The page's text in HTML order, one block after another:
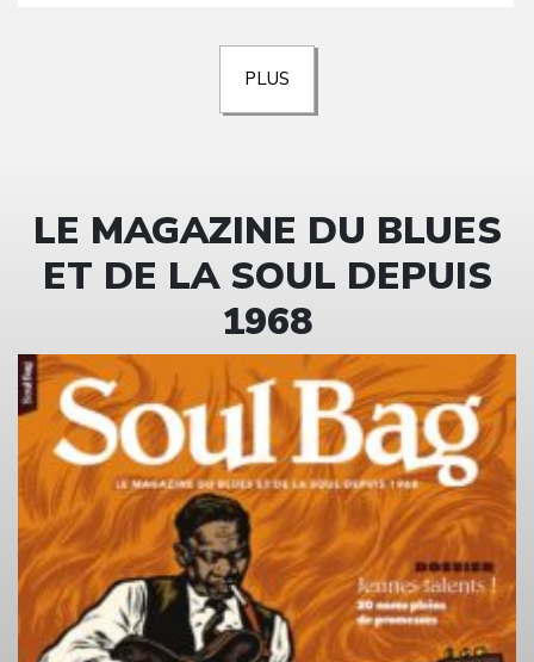
PLUS
LE MAGAZINE DU BLUES
ET DE LA SOUL DEPUIS
1968